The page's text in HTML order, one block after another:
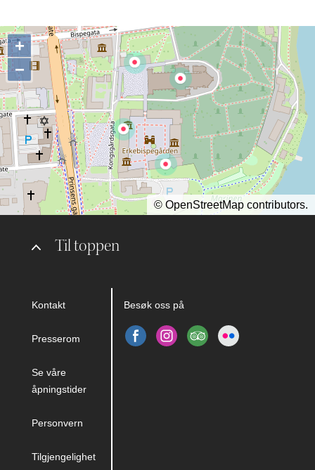
Til toppen
Kontakt
Presserom
Se våre
åpningstider
Personvern
Tilgjengelighet
Besøk oss på
+
−
© OpenStreetMap contributors.